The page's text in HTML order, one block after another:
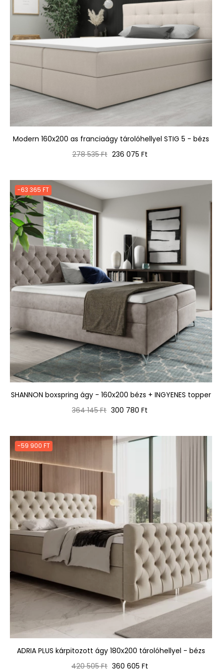
Modern 160x200 as franciaágy tárolóhellyel STIG 5 - bézs
Normál
278 535 Ft Ár
236 075 Ft
-63 365 FT
SHANNON boxspring ágy - 160x200 bézs + INGYENES topper
Normál
364 145 Ft Ár
300 780 Ft
-59 900 FT
ADRIA PLUS kárpitozott ágy 180x200 tárolóhellyel - bézs
Normál
420 505 Ft Ár
360 605 Ft